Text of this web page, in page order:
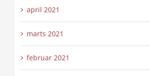
april 2021
marts 2021
februar 2021